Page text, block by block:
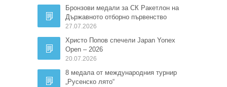
Бронзови медали за СК Ракетлон на
Държавното отборно първенство
27.07.2026
Христо Попов спечели Japan Yonex
Open – 2026
20.07.2026
8 медала от международния турнир
„Русенско лято“